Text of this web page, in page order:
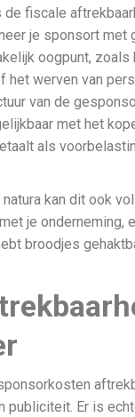
fiscale
je sponsort
oogpunt,
het werven van
van de
met het
als
kan dit ook
je
broodjes
publiciteit. Er is